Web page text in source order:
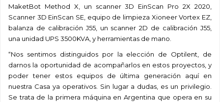
MaketBot Method X, un scanner 3D EinScan Pro 2X 2020,
Scanner 3D EinScan SE, equipo de limpieza Xioneer Vortex EZ,
balanza de calibración J55, un scanner 2D de calibración J55,
una unidad UPS 3500KVA, y herramientas de mano.
“Nos sentimos distinguidos por la elección de Optilent, de
darnos la oportunidad de acompañarlos en estos proyectos, y
poder tener estos equipos de última generación aquí en
nuestra Casa ya operativos. Sin lugar a dudas, es un privilegio.
Se trata de la primera máquina en Argentina que opera en su